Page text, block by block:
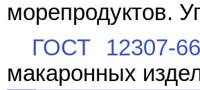
морепродуктов.
ГОСТ 12307-66
макаронных